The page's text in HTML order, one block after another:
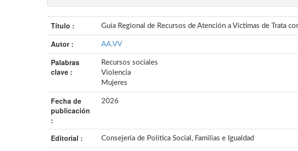
Título : Guía Regional de Recursos de Atención a Víctimas de Trata
Autor : AA.VV
Palabras
clave :
Recursos sociales
Violencia
Mujeres
Fecha de
publicación
:
2026
Editorial : Consejería de Política Social, Familias e Igualdad